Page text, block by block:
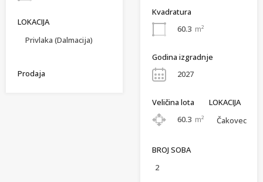
LOKACIJA
Privlaka (Dalmacija)
Prodaja
Kvadratura
60.3 m²
Godina izgradnje
2027
Veličina lota
60.3 m²
LOKACIJA
Čakovec
BROJ SOBA
2